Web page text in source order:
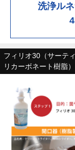
洗浄
フィリオ30（サーテ
リカーボネート樹脂